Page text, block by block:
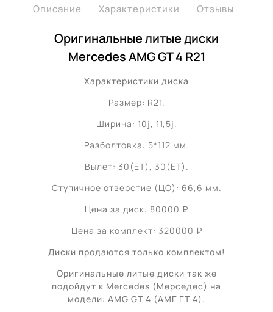
Описание Характеристики Отзывы
Оригинальные литые диски
Mercedes AMG GT 4 R21
Характеристики диска
Размер: R21.
Ширина: 10j, 11,5j.
Разболтовка: 5*112 мм.
Вылет: 30(ET), 30(ET).
Ступичное отверстие (ЦО): 66,6 мм.
Цена за диск: 80000 ₽
Цена за комплект: 320000 ₽
Диски продаются только комплектом!
Оригинальные литые диски так же
подойдут к Mercedes (Мерседес) на
модели: AMG GT 4 (АМГ ГТ 4).